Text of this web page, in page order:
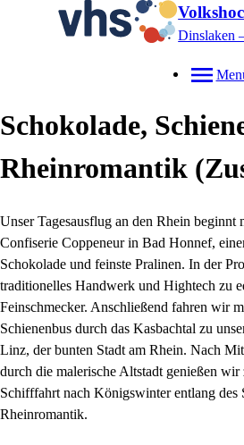
Dinslaken
Schokolade,
Rheinromantik
Unser Tagesausflug an den Rhein beginnt
Confiserie Coppeneur in Bad Honnef,
Schokolade und feinste Pralinen. In der
traditionelles Handwerk und Hightech zu
Feinschmecker. Anschließend fahren wir
Schienenbus durch das Kasbachtal zu
Linz, der bunten Stadt am Rhein. Nach
durch die malerische Altstadt genießen
Schifffahrt nach Königswinter entlang des
Rheinromantik.